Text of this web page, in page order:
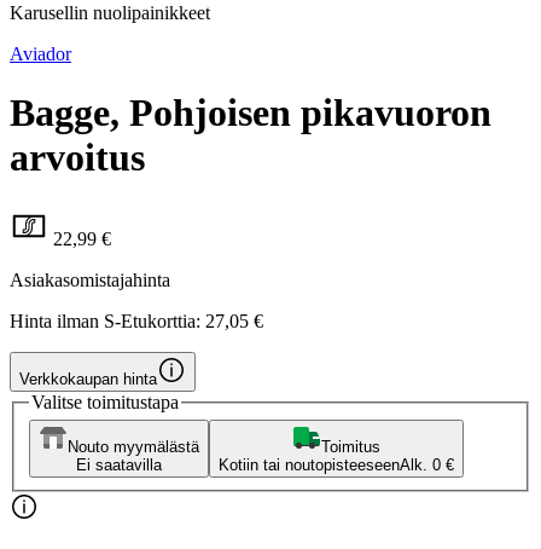
Karusellin nuolipainikkeet
Aviador
Bagge, Pohjoisen pikavuoron
arvoitus
22,99 €
Asiakasomistajahinta
Hinta ilman S-Etukorttia: 27,05 €
Verkkokaupan hinta
Valitse toimitustapa
Nouto myymälästä
Ei saatavilla
Toimitus
Kotiin tai noutopisteeseenAlk. 0 €